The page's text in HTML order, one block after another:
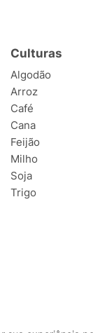
Culturas
Algodão
Arroz
Café
Cana
Feijão
Milho
Soja
Trigo